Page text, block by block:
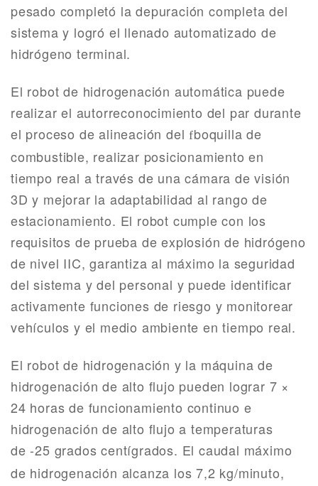
pesado completó la depuración completa del
sistema y logró el llenado automatizado de
hidrógeno terminal.
El robot de hidrogenación automática puede
realizar el autorreconocimiento del par durante
el proceso de alineación delfboquilla de
combustible, realizar posicionamiento en
tiempo real a través de una cámara de visión
3D y mejorar la adaptabilidad al rango de
estacionamiento. El robot cumple con los
requisitos de prueba de explosión de hidrógeno
de nivel IIC, garantiza al máximo la seguridad
del sistema y del personal y puede identificar
activamente funciones de riesgo y monitorear
vehículos y el medio ambiente en tiempo real.
El robot de hidrogenación y la máquina de
hidrogenación de alto flujo pueden lograr 7 ×
24 horas de funcionamiento continuo e
hidrogenación de alto flujo a temperaturas
de -25 grados centígrados. El caudal máximo
de hidrogenación alcanza los 7,2 kg/minuto,